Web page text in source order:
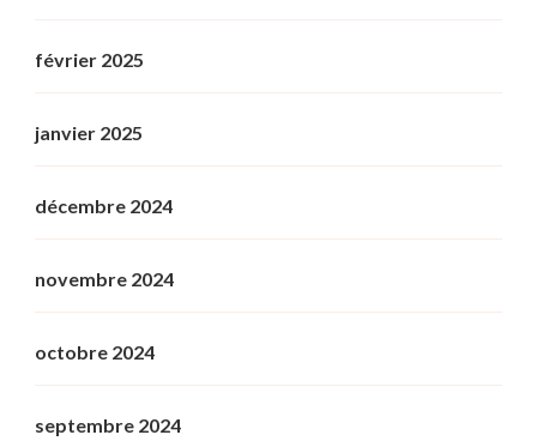
février 2025
janvier 2025
décembre 2024
novembre 2024
octobre 2024
septembre 2024